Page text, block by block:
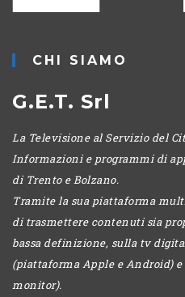
CHI SIAMO
G.E.T. Srl
La Televisione al Servizio del
Informazioni e programmi di
di Trento e Bolzano.
Tramite la sua piattaforma
di trasmettere contenuti sia
bassa definizione, sulla tv
(piattaforma Apple e Android)
monitor).